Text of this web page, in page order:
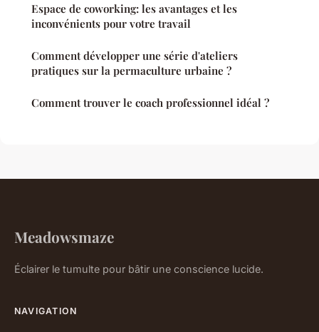
Espace de coworking: les avantages et les
inconvénients pour votre travail
Comment développer une série d'ateliers
pratiques sur la permaculture urbaine ?
Comment trouver le coach professionnel idéal ?
Meadowsmaze
Éclairer le tumulte pour bâtir une conscience lucide.
NAVIGATION